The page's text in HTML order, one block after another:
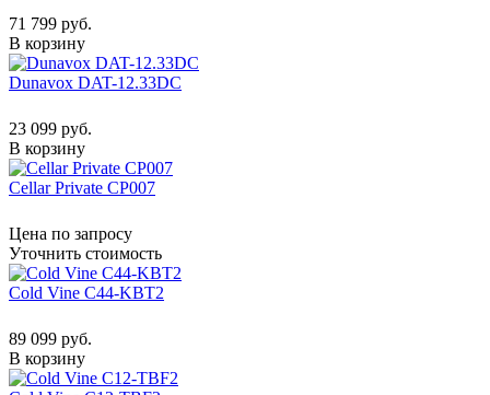
71 799 руб.
В корзину
Dunavox DAT-12.33DC
23 099 руб.
В корзину
Cellar Private CP007
Цена по запросу
Уточнить стоимость
Cold Vine C44-KBT2
89 099 руб.
В корзину